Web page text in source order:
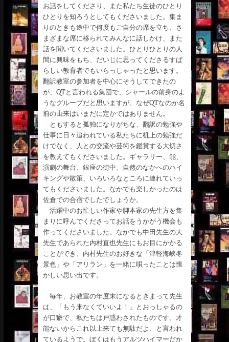
お話をしてくださり、また私たち生徒のひとり
ひとりを知ろうとしてもくださいました。集ま
りのときも途中で何度もご自分の席を立ち、さ
まざまな席に移られてみんなに話しかけ、また
話を聞いてくださいました。ひとりひとりの人
間に興味をもち、だいじに思ってくださるすば
らしい教育者でもいらっしゃったと思います。
翻訳教室の参加者を中心にそうしてできたの
が、QTと言われる集団で、シャールの前身のよ
うなグループだと思いますが、なぜQTなのか名
前の由来はいまだに定かではありません。
ともすると孤独になりがちな、翻訳の勉強や
仕事に日々追われている私たちに机上の勉強だ
けでなく、人との交流や芸術を鑑賞する大切さ
を教えてもくださいました。ギャラリー、能、
演劇の舞台、銀座の街中、自然のなかへのハイ
キングや散策、いろいろなところに連れていっ
てもくださいました。なかでも楽しかったのは
佐倉での合宿でしたでしょうか。
活躍中のお忙しい作家や脚本家の先生方を集
まりに呼んでくださってお話をうかがう機会も
作ってくださいました。なかでも中田先生の大
先生であられた内村直也先生にもお目にかかる
ことができ、内村先生のお好きな「津軽海峡冬
景色」や「アリラン」を一緒に唄ったことは懐
かしい思い出です。
毎年、お教室の年度末になるときまって先生
は、「もう来なくていいよ！」とおっしゃるの
が口癖で、私たちは戸惑わされたものです。才
能ないからこれ以上来ても無駄だよ、と言われ
ているようで。ぼくはもうアルツハイマーだか